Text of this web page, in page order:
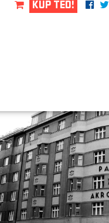
KUP TEĎ!